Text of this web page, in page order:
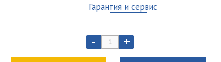
Гарантия и сервис
- +